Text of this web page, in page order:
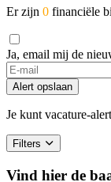
Er zijn 0 financiële
Ja, email mij de
Alert opslaan
Je kunt vacature-
Filters
Vind hier de